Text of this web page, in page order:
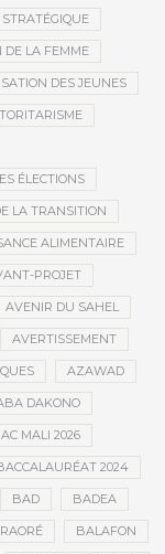
DE LA FEMME
DES JEUNES
ÉLECTIONS
LA TRANSITION
ALIMENTAIRE
PROJET
AVENIR DU SAHEL
AVERTISSEMENT
AZAWAD
DAKONO
MALI 2026
2024
BAD BADEA
BALAFON